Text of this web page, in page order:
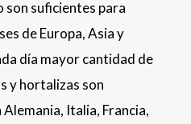
son suficientes para
de Europa, Asia y
día mayor cantidad de
y hortalizas son
Italia, Francia,